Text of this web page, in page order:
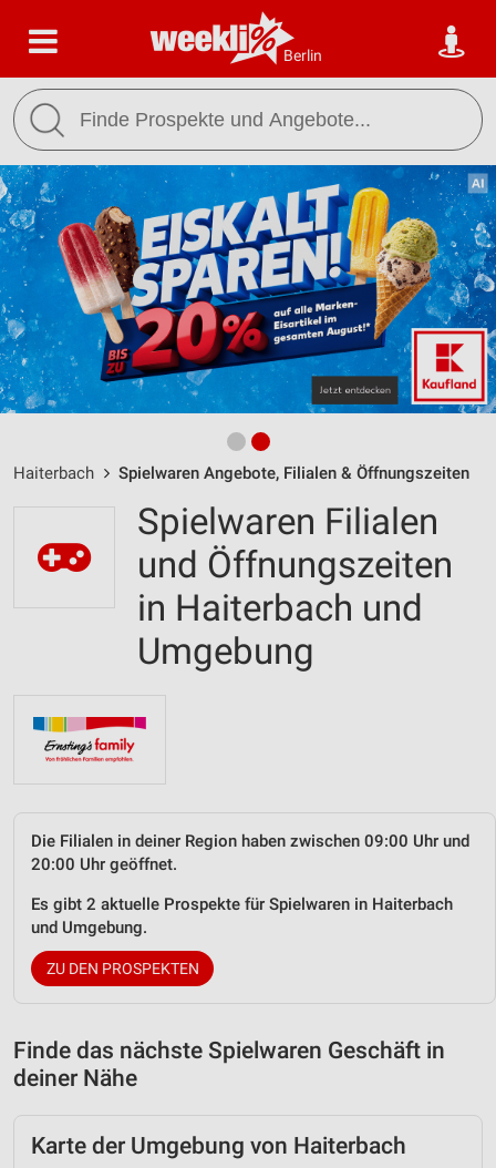
Berlin
Haiterbach Spielwaren Angebote, Filialen & Öffnungszeiten
Spielwaren Filialen
und Öffnungszeiten
in Haiterbach und
Umgebung
Die Filialen in deiner Region haben zwischen 09:00 Uhr und
20:00 Uhr geöffnet.
Es gibt 2 aktuelle Prospekte für Spielwaren in Haiterbach
und Umgebung.
ZU DEN PROSPEKTEN
Finde das nächste Spielwaren Geschäft in
deiner Nähe
Karte der Umgebung von Haiterbach